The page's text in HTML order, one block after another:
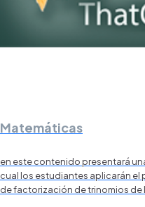
Matemáticas
en este contenido presentará
cual los estudiantes aplicarán el
de factorización de trinomios de